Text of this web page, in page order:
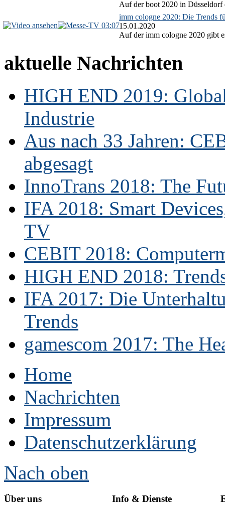
Auf der boot 2020 in Düsseldorf
03:07
imm cologne 2020: Die Trends
15.01.2020
Auf der imm cologne 2020 gibt
aktuelle Nachrichten
HIGH END 2019:
Industrie
Aus nach 33 Jahren:
abgesagt
InnoTrans 2018: The
IFA 2018: Smart
TV
CEBIT 2018:
HIGH END 2018:
IFA 2017: Die
Trends
gamescom 2017: The
Home
Nachrichten
Impressum
Datenschutzerklärung
Nach oben
Über uns Info & Dienste